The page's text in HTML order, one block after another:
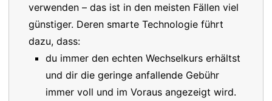
verwenden – das ist in den meisten Fällen viel
günstiger. Deren smarte Technologie führt
dazu, dass:
du immer den echten Wechselkurs erhältst
und dir die geringe anfallende Gebühr
immer voll und im Voraus angezeigt wird.